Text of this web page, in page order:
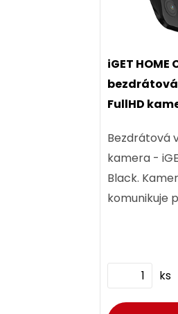
iGET HOME
FullHD
Bezdrátová
kamera -
Black.
komunikuje
ks